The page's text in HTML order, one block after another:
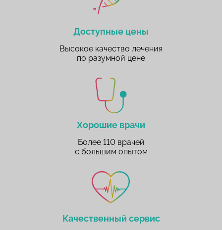
Доступные цены
Высокое качество лечения
по разумной цене
Хорошие врачи
Более 110 врачей
с большим опытом
Качественный сервис